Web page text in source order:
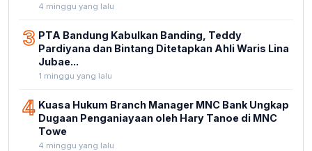
4 minggu yang lalu
3 PTA Bandung Kabulkan Banding, Teddy
Pardiyana dan Bintang Ditetapkan Ahli Waris Lina
Jubae...
1 minggu yang lalu
4 Kuasa Hukum Branch Manager MNC Bank Ungkap
Dugaan Penganiayaan oleh Hary Tanoe di MNC
Towe
4 minggu yang lalu